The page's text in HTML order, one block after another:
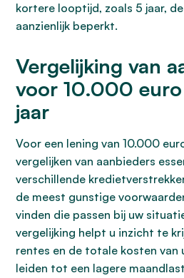
kortere looptijd, zoals 5 jaar,
aanzienlijk beperkt.
Vergelijking van
voor 10.000
jaar
Voor een lening van 10.000
vergelijken van aanbieders
verschillende
de meest gunstige
vinden die passen bij uw
vergelijking helpt u inzicht te
rentes en de totale kosten van
leiden tot een lagere